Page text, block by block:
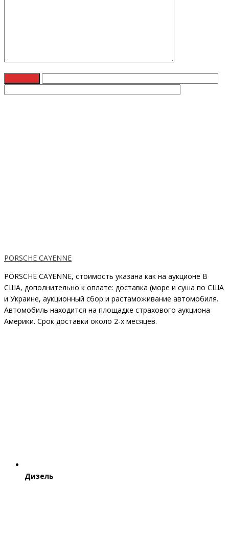
PORSCHE CAYENNE
PORSCHE CAYENNE, стоимость указана как на аукционе В
США, дополнительно к оплате: доставка (море и суша по США
и Украине, аукционный сбор и растаможивание автомобиля.
Автомобиль находится на площадке страхового аукциона
Америки. Срок доставки около 2-x месяцев.
Дизель